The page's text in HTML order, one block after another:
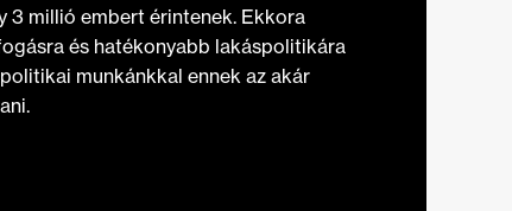
3 millió embert érintenek. Ekkora
és hatékonyabb lakáspolitikára
munkánkkal ennek az akár